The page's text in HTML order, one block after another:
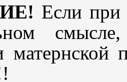
Если при
матернской